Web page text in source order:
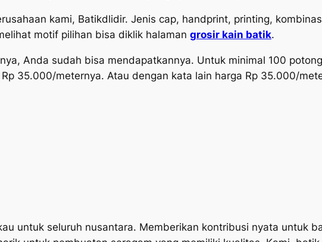
kami, Batikdlidir. Jenis cap, handprint, printing,
motif pilihan bisa diklik halaman grosir kain batik.
Anda sudah bisa mendapatkannya. Untuk minimal 100
35.000/meternya. Atau dengan kata lain harga Rp 35.000/
untuk seluruh nusantara. Memberikan kontribusi nyata untuk